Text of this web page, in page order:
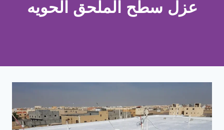
عزل سطح الملحق الحويه